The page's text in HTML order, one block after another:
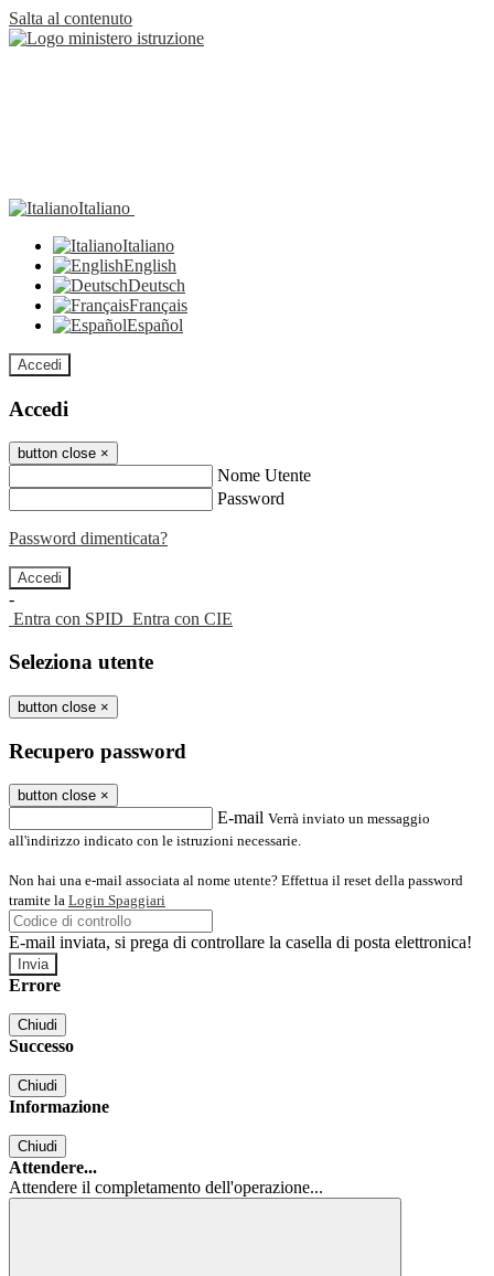
Salta al contenuto
Italiano
Italiano
English
Deutsch
Français
Español
Accedi
Accedi
button close ×
Nome Utente
Password
Password dimenticata?
-
Entra con SPID Entra con CIE
Seleziona utente
button close ×
Recupero password
button close ×
E-mail Verrà inviato un messaggio
all'indirizzo indicato con le istruzioni necessarie.
Non hai una e-mail associata al nome utente? Effettua il reset della password
tramite la Login Spaggiari
E-mail inviata, si prega di controllare la casella di posta elettronica!
Errore
Chiudi
Successo
Chiudi
Informazione
Chiudi
Attendere...
Attendere il completamento dell'operazione...